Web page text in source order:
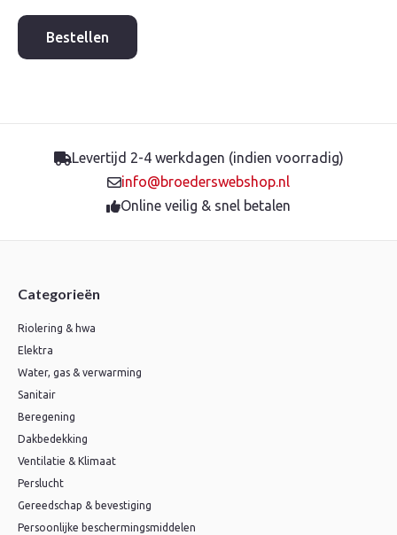
beugel
35mm
p/10st.
Bestellen
Levertijd 2-4 werkdagen (indien voorradig)
info@broederswebshop.nl
Online veilig & snel betalen
Categorieën
Riolering & hwa
Elektra
Water, gas & verwarming
Sanitair
Beregening
Dakbedekking
Ventilatie & Klimaat
Perslucht
Gereedschap & bevestiging
Persoonlijke beschermingsmiddelen